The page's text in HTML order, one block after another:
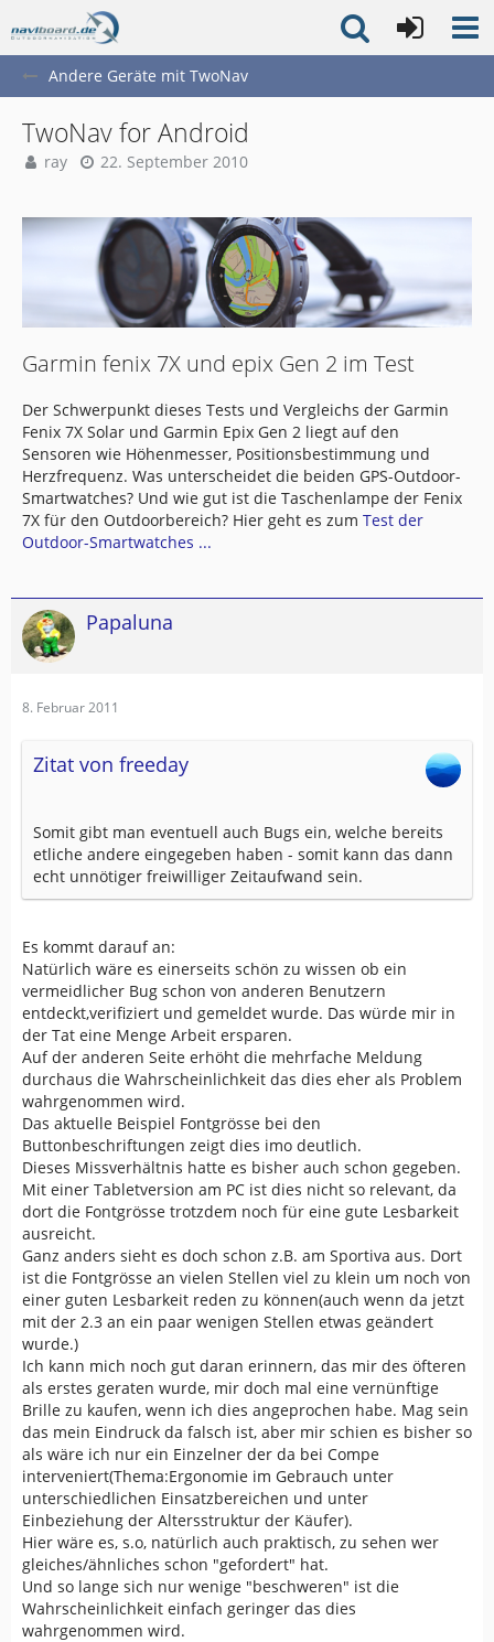
Andere Geräte mit TwoNav
TwoNav for Android
ray 22. September 2010
Garmin fenix 7X und epix Gen 2 im Test
Der Schwerpunkt dieses Tests und Vergleichs der Garmin
Fenix 7X Solar und Garmin Epix Gen 2 liegt auf den
Sensoren wie Höhenmesser, Positionsbestimmung und
Herzfrequenz. Was unterscheidet die beiden GPS-Outdoor-
Smartwatches? Und wie gut ist die Taschenlampe der Fenix
7X für den Outdoorbereich? Hier geht es zum Test der
Outdoor-Smartwatches ...
Papaluna
8. Februar 2011
Zitat von freeday
Somit gibt man eventuell auch Bugs ein, welche bereits
etliche andere eingegeben haben - somit kann das dann
echt unnötiger freiwilliger Zeitaufwand sein.
Es kommt darauf an:
Natürlich wäre es einerseits schön zu wissen ob ein
vermeidlicher Bug schon von anderen Benutzern
entdeckt,verifiziert und gemeldet wurde. Das würde mir in
der Tat eine Menge Arbeit ersparen.
Auf der anderen Seite erhöht die mehrfache Meldung
durchaus die Wahrscheinlichkeit das dies eher als Problem
wahrgenommen wird.
Das aktuelle Beispiel Fontgrösse bei den
Buttonbeschriftungen zeigt dies imo deutlich.
Dieses Missverhältnis hatte es bisher auch schon gegeben.
Mit einer Tabletversion am PC ist dies nicht so relevant, da
dort die Fontgrösse trotzdem noch für eine gute Lesbarkeit
ausreicht.
Ganz anders sieht es doch schon z.B. am Sportiva aus. Dort
ist die Fontgrösse an vielen Stellen viel zu klein um noch von
einer guten Lesbarkeit reden zu können(auch wenn da jetzt
mit der 2.3 an ein paar wenigen Stellen etwas geändert
wurde.)
Ich kann mich noch gut daran erinnern, das mir des öfteren
als erstes geraten wurde, mir doch mal eine vernünftige
Brille zu kaufen, wenn ich dies angeprochen habe. Mag sein
das mein Eindruck da falsch ist, aber mir schien es bisher so
als wäre ich nur ein Einzelner der da bei Compe
interveniert(Thema:Ergonomie im Gebrauch unter
unterschiedlichen Einsatzbereichen und unter
Einbeziehung der Altersstruktur der Käufer).
Hier wäre es, s.o, natürlich auch praktisch, zu sehen wer
gleiches/ähnliches schon "gefordert" hat.
Und so lange sich nur wenige "beschweren" ist die
Wahrscheinlichkeit einfach geringer das dies
wahrgenommen wird.